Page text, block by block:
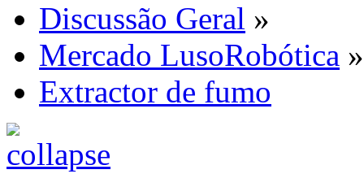
Discussão Geral »
Mercado LusoRobótica »
Extractor de fumo